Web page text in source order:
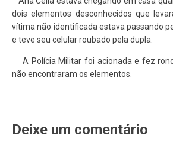
dois elementos desconhecidos que
vítima não identificada estava passando
e teve seu celular roubado pela dupla.
A Polícia Militar foi acionada e fez
não encontraram os elementos.
Deixe um comentário